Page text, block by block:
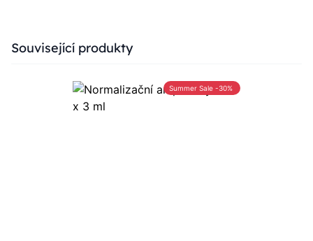
Press to skip carousel
Související produkty
Summer Sale -30%